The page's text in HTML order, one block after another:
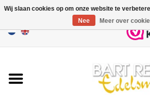
Home
Uitverkoop
Wij slaan cookies op om onze website te
Nee
Meer over